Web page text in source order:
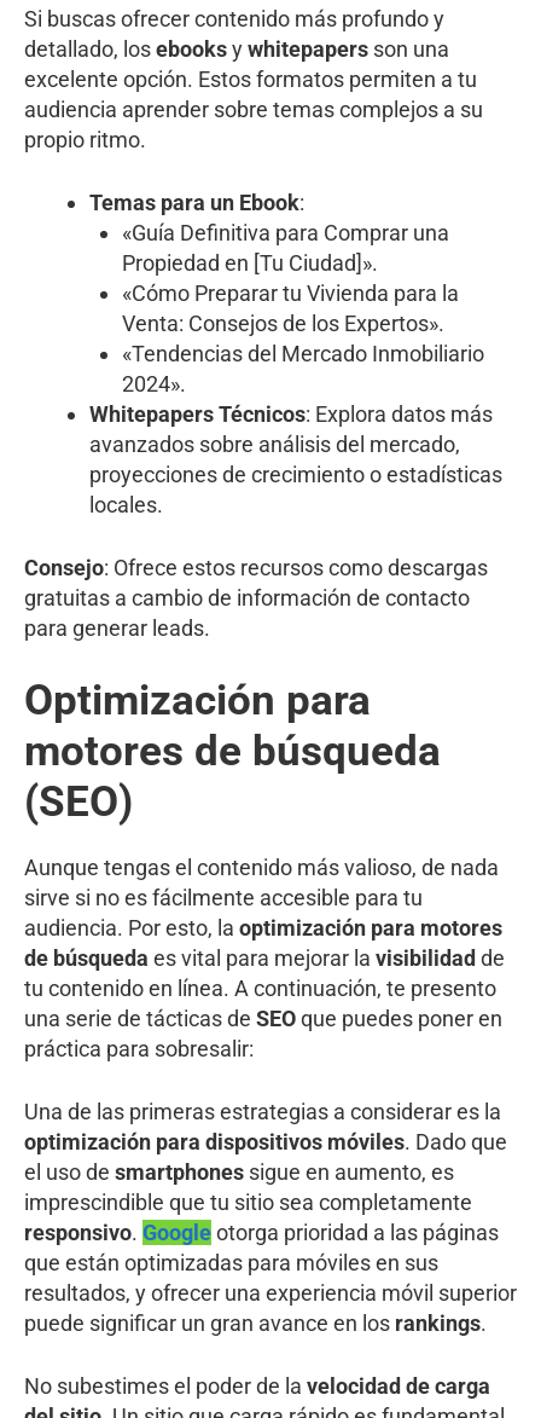
Si buscas ofrecer contenido más profundo y
detallado, losebooksywhitepapers son una
excelente opción. Estos formatos permiten a tu
audiencia aprender sobre temas complejos a su
propio ritmo.
Temas para un Ebook:
«Guía Definitiva para Comprar una
Propiedad en [Tu Ciudad]».
«Cómo Preparar tu Vivienda para la
Venta: Consejos de los Expertos».
«Tendencias del Mercado Inmobiliario
2024».
Whitepapers Técnicos: Explora datos más
avanzados sobre análisis del mercado,
proyecciones de crecimiento o estadísticas
locales.
Consejo: Ofrece estos recursos como descargas
gratuitas a cambio de información de contacto
para generar leads.
Optimización para
motores de búsqueda
(SEO)
Aunque tengas el contenido más valioso, de nada
sirve si no es fácilmente accesible para tu
audiencia. Por esto, la optimización para motores
de búsqueda es vital para mejorar la visibilidadde
tu contenido en línea. A continuación, te presento
una serie de tácticas de SEOque puedes poner en
práctica para sobresalir:
Una de las primeras estrategias a considerar es la
optimización para dispositivos móviles. Dado que
el uso de smartphones sigue en aumento, es
imprescindible que tu sitio sea completamente
responsivo. Googleotorga prioridad a las páginas
que están optimizadas para móviles en sus
resultados, y ofrecer una experiencia móvil superior
puede significar un gran avance en los rankings.
No subestimes el poder de la velocidad de carga